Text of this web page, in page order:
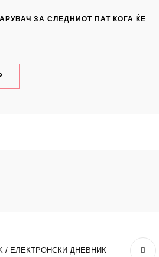
ЗА СЛЕДНИОТ ПАТ КОГА ЌЕ
/ ЕЛЕКТРОНСКИ ДНЕВНИК